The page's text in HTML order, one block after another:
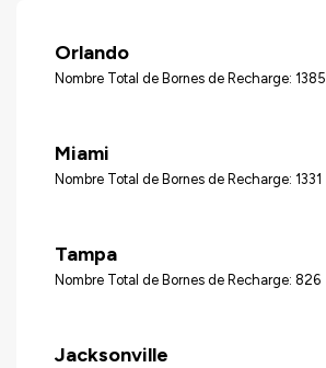
Orlando
Nombre Total de Bornes de Recharge: 1385
Miami
Nombre Total de Bornes de Recharge: 1331
Tampa
Nombre Total de Bornes de Recharge: 826
Jacksonville